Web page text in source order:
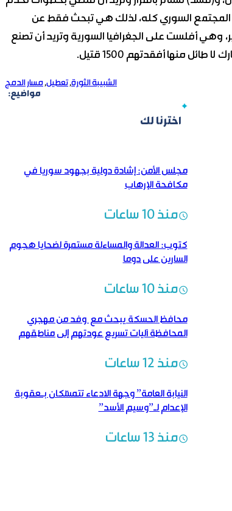
المجتمع السوري كله، لذلك هي تبحث فقط عن
وهي أفلست على الجغرافيا السورية وتريد أن تصنع
منها أفقدتهم 1500 قتيل.
الشبيبة الثورة,تعطيل,مسار الدمج
مواضيع:
اخترنا لك
مجلس الأمن: إشادة دولية بجهود سوريا في
مكافحة الإرهاب
منذ 10 ساعات
كتوب: العدالة والمساءلة مستمرة لضحايا هجوم
السارين على دوما
منذ 10 ساعات
محافظ الحسكة يبحث مع وفد من مهجري
المحافظة آليات تسريع عودتهم إلى مناطقهم
منذ 12 ساعات
النيابة العامة” وجهة الادعاء تتمسّكان بـعقوبة
الإعدام لـ”وسيم الأسد”
منذ 13 ساعات